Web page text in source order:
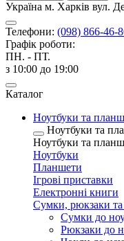
Україна м. Харків вул.
Телефони: (098) 866-46-
Графік роботи:
ПН. - ПТ.
з 10:00 до 19:00
Каталог
Ноутбуки та
Ноутбуки та
Ноутбуки та
Ноутбуки
Планшети
Ігрові приставки
Електронні книги
Сумки, рюкзаки та
Сумки до
Рюкзаки до